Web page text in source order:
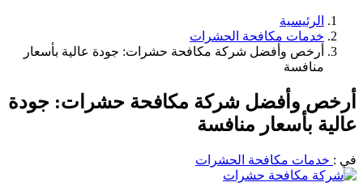
الرئيسية
خدمات مكافحة الحشرات
أرخص وأفضل شركة مكافحة حشرات: جودة عالية بأسعار
منافسة
أرخص وأفضل شركة مكافحة حشرات: جودة
عالية بأسعار منافسة
في : خدمات مكافحة الحشرات